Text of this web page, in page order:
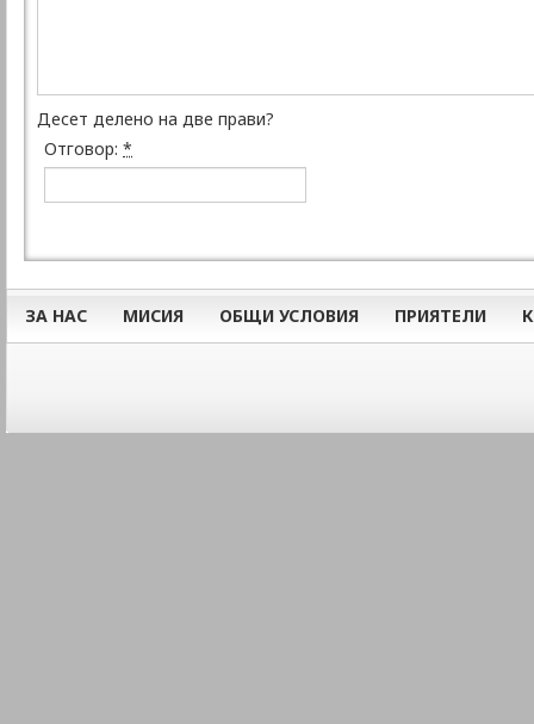
Десет делено на две прави?
Отговор: *
ЗА НАС МИСИЯ ОБЩИ УСЛОВИЯ ПРИЯТЕЛИ